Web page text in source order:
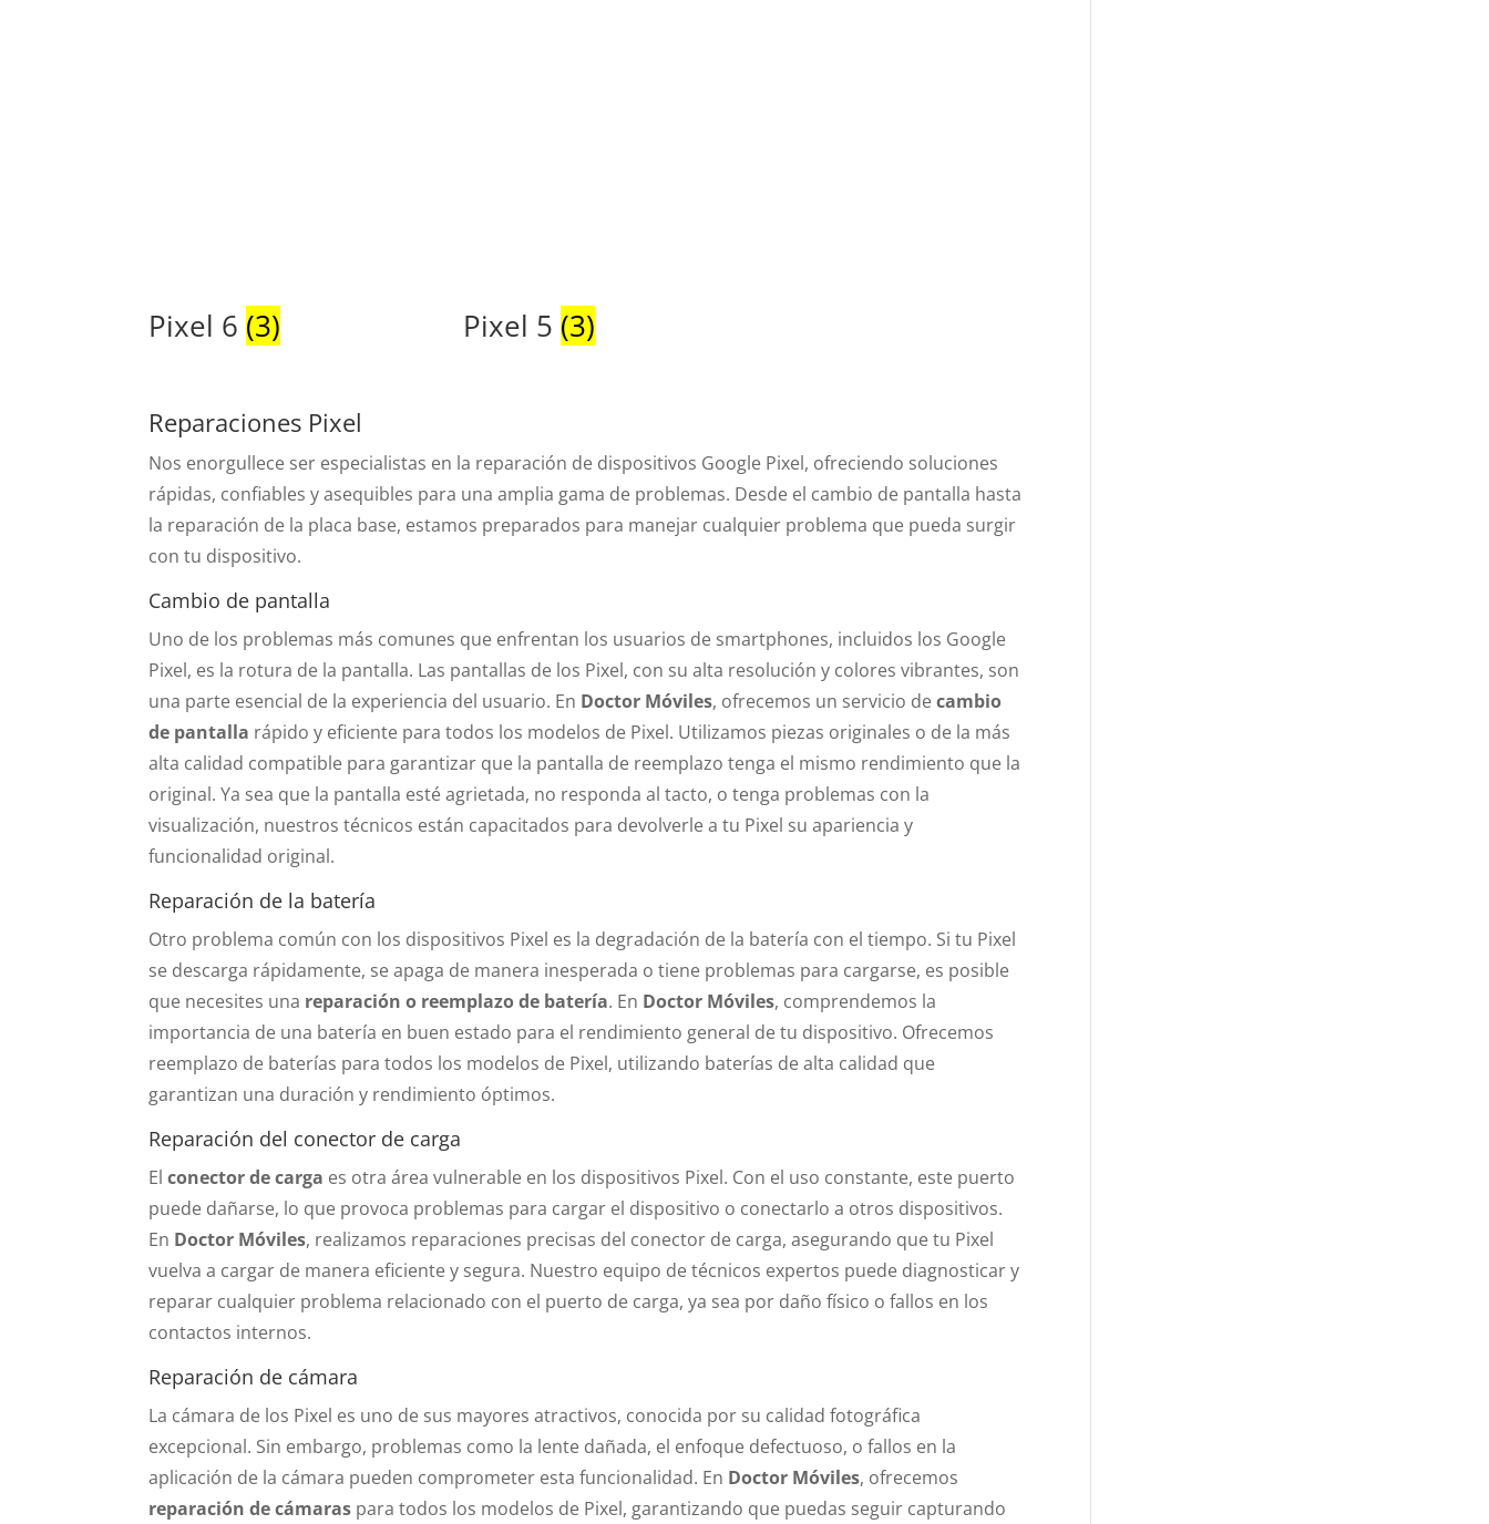
Pixel 6 (3) Pixel 5 (3)
Reparaciones Pixel
Nos enorgullece ser especialistas en la reparación de dispositivos Google Pixel, ofreciendo soluciones
rápidas, confiables y asequibles para una amplia gama de problemas. Desde el cambio de pantalla hasta
la reparación de la placa base, estamos preparados para manejar cualquier problema que pueda surgir
con tu dispositivo.
Cambio de pantalla
Uno de los problemas más comunes que enfrentan los usuarios de smartphones, incluidos los Google
Pixel, es la rotura de la pantalla. Las pantallas de los Pixel, con su alta resolución y colores vibrantes, son
una parte esencial de la experiencia del usuario. En Doctor Móviles, ofrecemos un servicio decambio
de pantalla rápido y eficiente para todos los modelos de Pixel. Utilizamos piezas originales o de la más
alta calidad compatible para garantizar que la pantalla de reemplazo tenga el mismo rendimiento que la
original. Ya sea que la pantalla esté agrietada, no responda al tacto, o tenga problemas con la
visualización, nuestros técnicos están capacitados para devolverle a tu Pixel su apariencia y
funcionalidad original.
Reparación de la batería
Otro problema común con los dispositivos Pixel es la degradación de la batería con el tiempo. Si tu Pixel
se descarga rápidamente, se apaga de manera inesperada o tiene problemas para cargarse, es posible
que necesites una reparación o reemplazo de batería. En Doctor Móviles, comprendemos la
importancia de una batería en buen estado para el rendimiento general de tu dispositivo. Ofrecemos
reemplazo de baterías para todos los modelos de Pixel, utilizando baterías de alta calidad que
garantizan una duración y rendimiento óptimos.
Reparación del conector de carga
Elconector de carga es otra área vulnerable en los dispositivos Pixel. Con el uso constante, este puerto
puede dañarse, lo que provoca problemas para cargar el dispositivo o conectarlo a otros dispositivos.
En Doctor Móviles, realizamos reparaciones precisas del conector de carga, asegurando que tu Pixel
vuelva a cargar de manera eficiente y segura. Nuestro equipo de técnicos expertos puede diagnosticar y
reparar cualquier problema relacionado con el puerto de carga, ya sea por daño físico o fallos en los
contactos internos.
Reparación de cámara
La cámara de los Pixel es uno de sus mayores atractivos, conocida por su calidad fotográfica
excepcional. Sin embargo, problemas como la lente dañada, el enfoque defectuoso, o fallos en la
aplicación de la cámara pueden comprometer esta funcionalidad. En Doctor Móviles, ofrecemos
reparación de cámaras para todos los modelos de Pixel, garantizando que puedas seguir capturando